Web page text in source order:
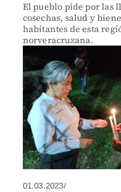
El pueblo pide por las
cosechas, salud y
habitantes de esta
norveracruzana.
01.03.2023/